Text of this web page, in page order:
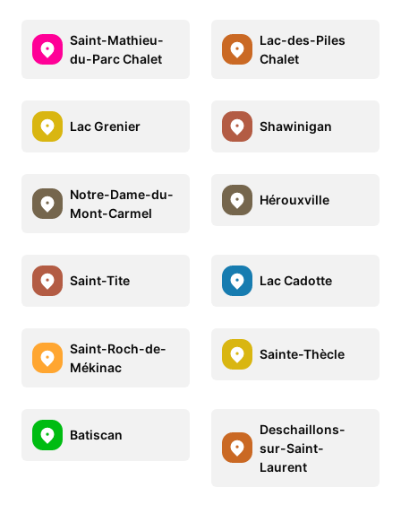
Saint-Mathieu-
du-Parc Chalet
Lac-des-Piles
Chalet
Lac Grenier Shawinigan
Notre-Dame-du-
Mont-Carmel
Hérouxville
Saint-Tite Lac Cadotte
Saint-Roch-de-
Mékinac
Sainte-Thècle
Batiscan
Deschaillons-
sur-Saint-
Laurent